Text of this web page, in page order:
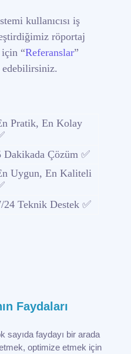
kullanıcısı iş
röportaj
için “Referanslar”
edebilirsiniz.
Pratik, En Kolay
Dakikada Çözüm ✅
Uygun, En Kaliteli
24 Teknik Destek ✅
Faydaları
sayıda faydayı bir arada
optimize etmek için